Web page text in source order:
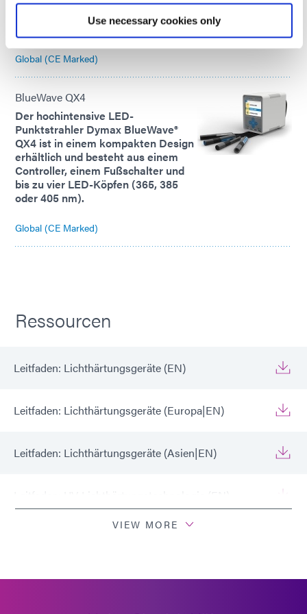
Use necessary cookies only
geringen Platzbedarf und sein
effizientes Design.
Global (CE Marked)
BlueWave QX4
Der hochintensive LED-
Punktstrahler Dymax BlueWave®
QX4 ist in einem kompakten Design
erhältlich und besteht aus einem
Controller, einem Fußschalter und
bis zu vier LED-Köpfen (365, 385
oder 405 nm).
Global (CE Marked)
Ressourcen
Leitfaden: Lichthärtungsgeräte (EN)
Leitfaden: Lichthärtungsgeräte (Europa|EN)
Leitfaden: Lichthärtungsgeräte (Asien|EN)
VIEW MORE